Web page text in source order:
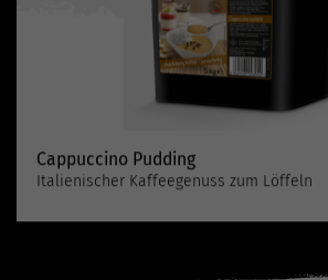
Cappuccino Pudding
Italienischer Kaffeegenuss zum Löffeln